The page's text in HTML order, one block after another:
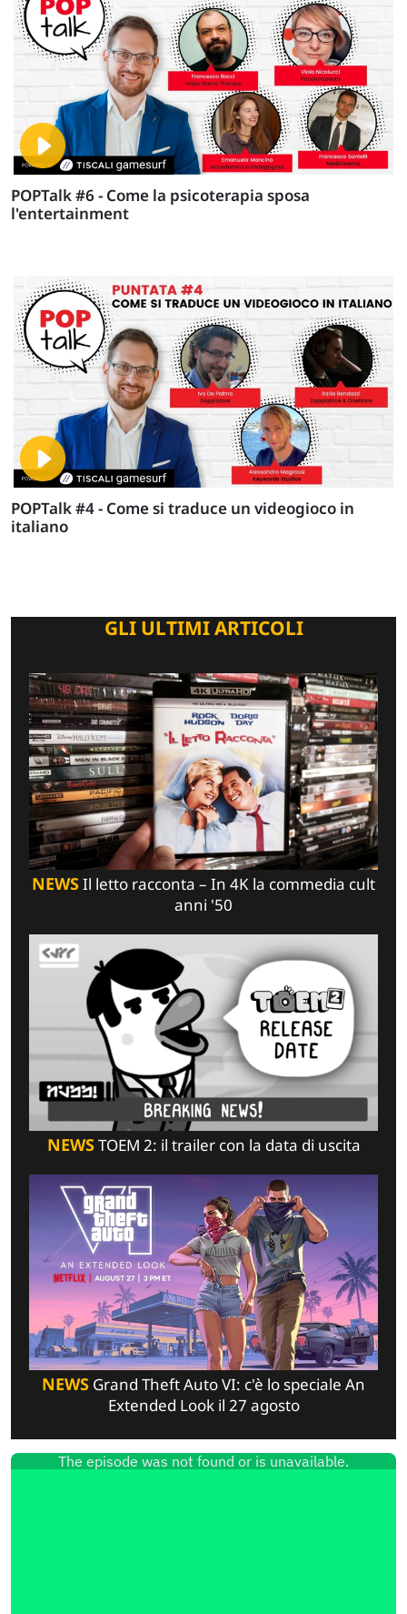
POPTalk #6 - Come la psicoterapia sposa
l'entertainment
POPTalk #4 - Come si traduce un videogioco in
italiano
GLI ULTIMI ARTICOLI
NEWSIl letto racconta – In 4K la commedia cult
anni '50
NEWSTOEM 2: il trailer con la data di uscita
NEWS Grand Theft Auto VI: c'è lo speciale An
Extended Look il 27 agosto